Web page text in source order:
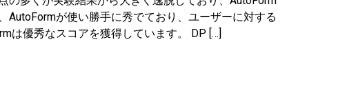
が使い勝手に秀でており、ユーザーに対する
は優秀なスコアを獲得しています。 DP […]